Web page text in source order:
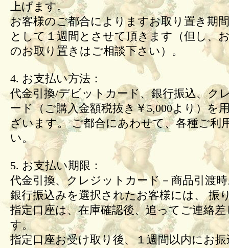
上げます。
お客様のご都合によりますお取り置き期
として１週間とさせて頂きます（但し、
のお取り置きはご相談下さい）。
4. お支払い方法：
代金引換/デビットカード、銀行振込、ク
ード（ご購入金額税抜き￥5,000より）を
ざいます。 ご都合にあわせて、各種ご利
い。
5. お支払い期限：
代金引換、クレジットカード－商品引渡
銀行振込みを選択されたお客様には、 振
指定口座は、在庫確認後、追ってご連絡
す。
指定口座お受け取り後、１週間以内にお